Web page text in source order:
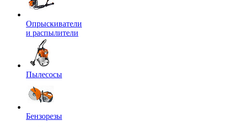
Опрыскиватели
и распылители
Пылесосы
Бензорезы